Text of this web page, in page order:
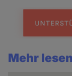
Mehr